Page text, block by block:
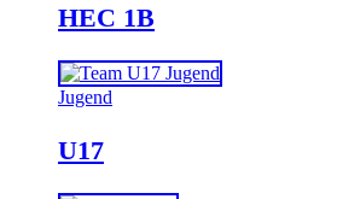
HEC 1B
Jugend
U17